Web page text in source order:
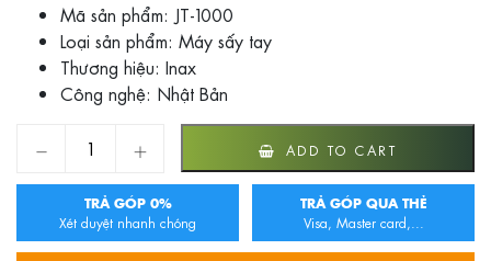
Mã sản phẩm: JT-1000
Loại sản phẩm: Máy sấy tay
Thương hiệu: Inax
Công nghệ: Nhật Bản
Máy sấy tay Inax JT-1000 quantity
ADD TO CART
TRẢ GÓP 0%
Xét duyệt nhanh chóng
TRẢ GÓP QUA THẺ
Visa, Master card,...